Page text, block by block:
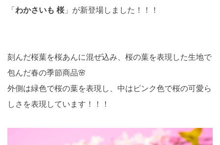
「 わかさいも 桜」が新登場しました！！！
刻んだ桜葉を桜あんに混ぜ込み、桜の葉を表現した生地で
包んだ春の季節商品🌸
外側は緑色で桜の葉を表現し、中はピンク色で桜の可愛ら
しさを表現しています！！！